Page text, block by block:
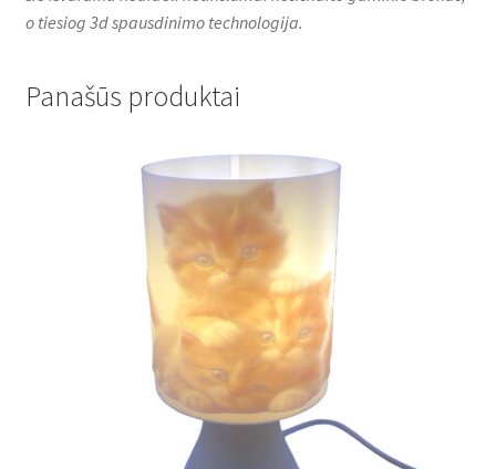
o tiesiog 3d spausdinimo technologija.
Panašūs produktai